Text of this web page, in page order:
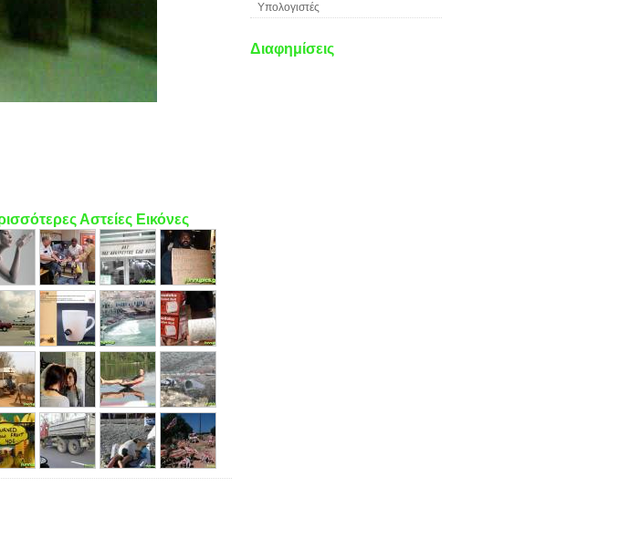
Αστείες Εικόνες
Υπολογιστές
Διαφημίσεις